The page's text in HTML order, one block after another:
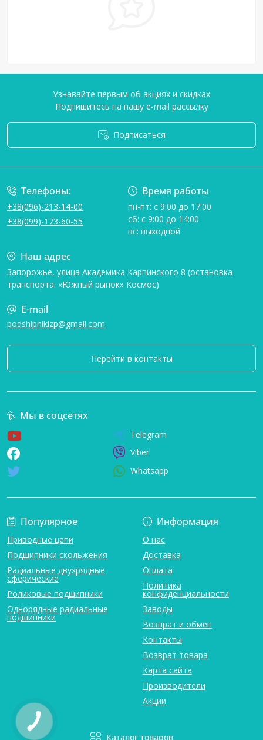
Узнавайте первым об акциях и скидках
Подпишитесь на нашу e-mail рассылку
Подписаться
Телефоны:
+38(096)-213-14-00
+38(099)-173-60-55
Время работы
пн-пт: с 9:00 до 17:00
сб: с 9:00 до 14:00
вс: выходной
Наш адрес
Запорожье, улица Академика Карпинского 8 (остановка
транспорта: «Южный рынок» Космос)
E-mail
podshipnikizp@gmail.com
Перейти в контакты
Популярное
Приводные цепи
Подшипники скольжения
Радиальные двухрядные
сферические
Роликовые подшипники
Однорядные радиальные
подшипники
Информация
О нас
Доставка
Оплата
Политика
конфиденциальности
Заводы
Возврат и обмен
Контакты
Возврат товара
Карта сайта
Производители
Акции
Каталог товаров
Мы в соцсетях
Telegram
Viber
Whatsapp